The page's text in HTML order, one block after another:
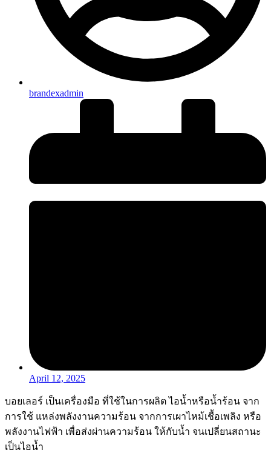
brandexadmin
April 12, 2025
บอยเลอร์ เป็นเครื่องมือ ที่ใช้ในการผลิต ไอน้ำหรือน้ำร้อน จาก
การใช้ แหล่งพลังงานความร้อน จากการเผาไหม้เชื้อเพลิง หรือ
พลังงานไฟฟ้า เพื่อส่งผ่านความร้อน ให้กับน้ำ จนเปลี่ยนสถานะ
เป็นไอน้ำ